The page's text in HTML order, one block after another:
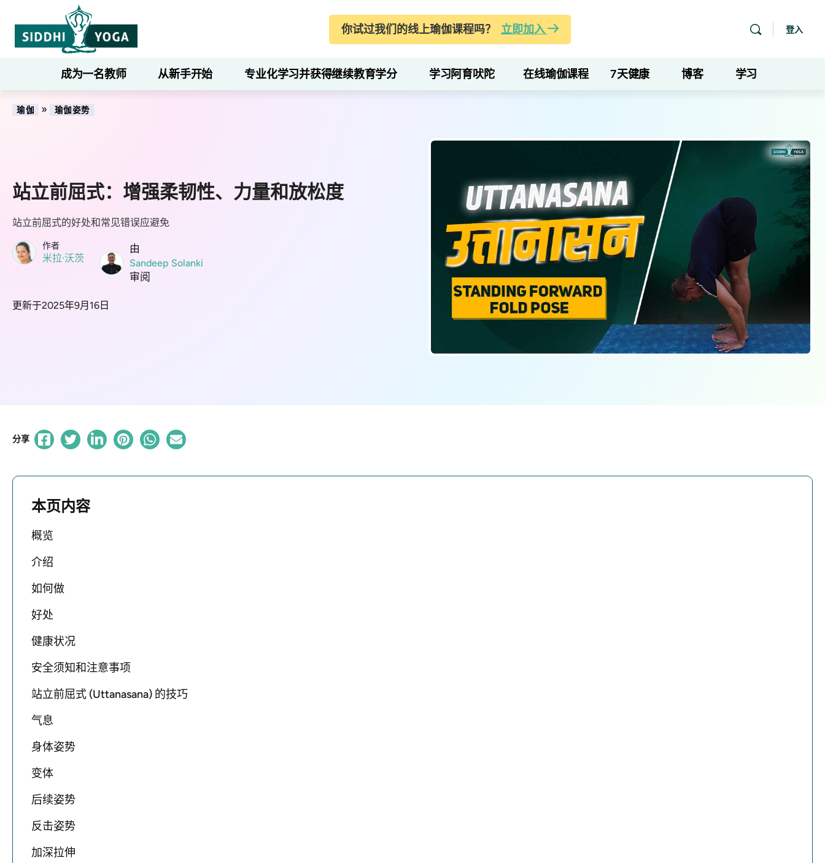
你试过我们的线上瑜伽课程吗？ 立即加入 登入
成为一名教师 从新手开始 专业化学习并获得继续教育学分 学习阿育吠陀 在线瑜伽课程 7天健康 博客 学习
瑜伽 » 瑜伽姿势
站立前屈式：增强柔韧性、力量和放松度
站立前屈式的好处和常见错误应避免
作者
米拉·沃茨
由
Sandeep Solanki
审阅
更新于2025年9月16日
分享
本页内容
概览
介绍
如何做
好处
健康状况
安全须知和注意事项
站立前屈式 (Uttanasana) 的技巧
气息
身体姿势
变体
后续姿势
反击姿势
加深拉伸